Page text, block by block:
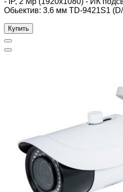
Обьектив: 3.6 мм TD-9421S1
Купить